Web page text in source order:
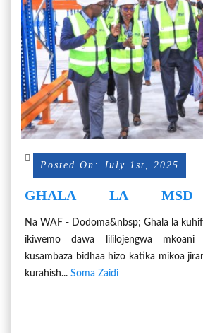
Posted On: July 1st, 2025
GHALA LA MSD
Na WAF - Dodoma&nbsp; Ghala la
ikiwemo dawa lililojengwa mkoani
kusambaza bidhaa hizo katika mikoa
kurahish... Soma Zaidi